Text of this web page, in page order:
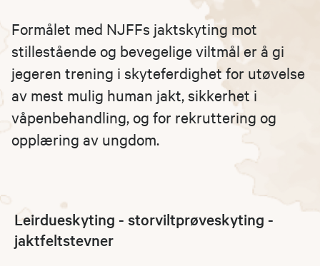
Formålet med NJFFs jaktskyting mot
stillestående og bevegelige viltmål er å gi
jegeren trening i skyteferdighet for utøvelse
av mest mulig human jakt, sikkerhet i
våpenbehandling, og for rekruttering og
opplæring av ungdom.
Leirdueskyting - storviltprøveskyting -
jaktfeltstevner